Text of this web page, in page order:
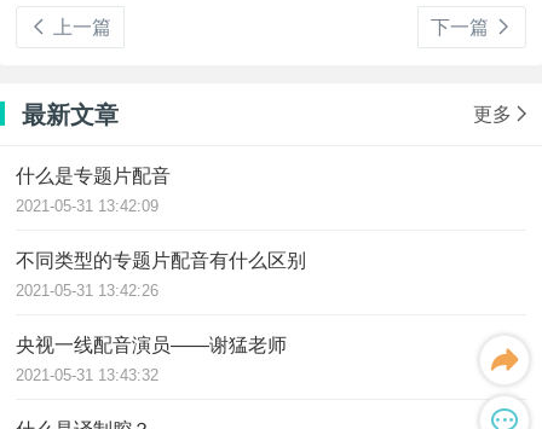
上一篇 下一篇
最新文章 更多
什么是专题片配音
2021-05-31 13:42:09
不同类型的专题片配音有什么区别
2021-05-31 13:42:26
央视一线配音演员——谢猛老师
2021-05-31 13:43:32